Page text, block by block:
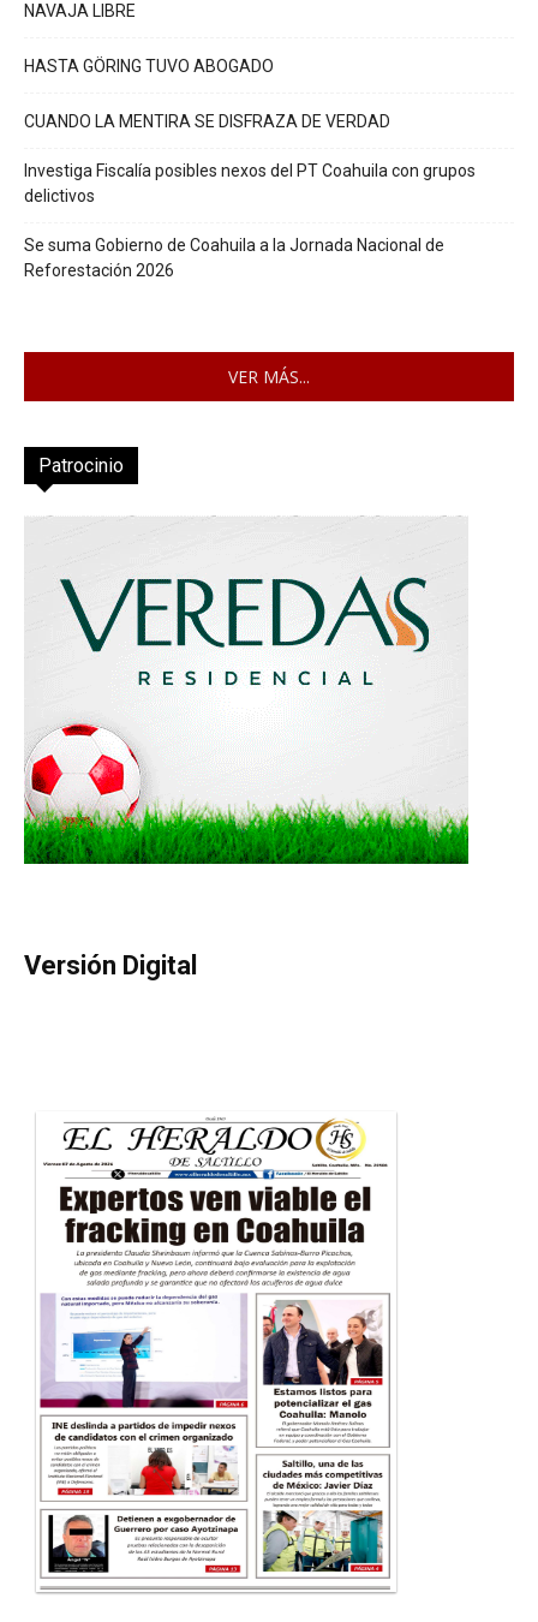
NAVAJA LIBRE
HASTA GÖRING TUVO ABOGADO
CUANDO LA MENTIRA SE DISFRAZA DE VERDAD
Investiga Fiscalía posibles nexos del PT Coahuila con grupos
delictivos
Se suma Gobierno de Coahuila a la Jornada Nacional de
Reforestación 2026
VER MÁS...
Patrocinio
Versión Digital